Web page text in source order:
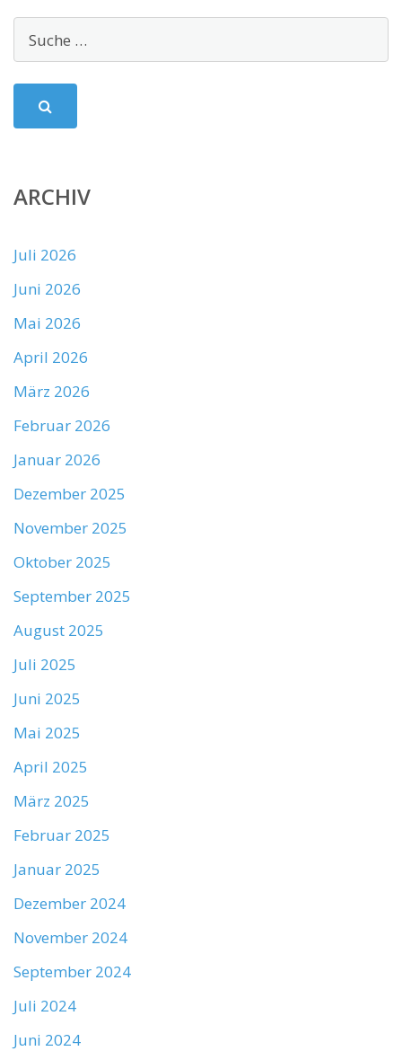
ARCHIV
Juli 2026
Juni 2026
Mai 2026
April 2026
März 2026
Februar 2026
Januar 2026
Dezember 2025
November 2025
Oktober 2025
September 2025
August 2025
Juli 2025
Juni 2025
Mai 2025
April 2025
März 2025
Februar 2025
Januar 2025
Dezember 2024
November 2024
September 2024
Juli 2024
Juni 2024